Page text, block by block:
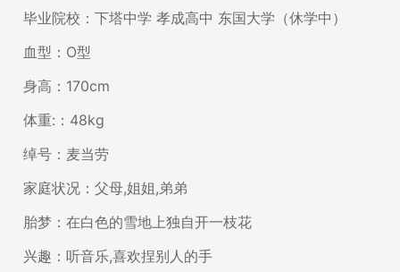
毕业院校：下塔中学 孝成高中 东国大学（休学中）
血型：O型
身高：170cm
体重:：48kg
绰号：麦当劳
家庭状况：父母,姐姐,弟弟
胎梦：在白色的雪地上独自开一枝花
兴趣：听音乐,喜欢捏别人的手